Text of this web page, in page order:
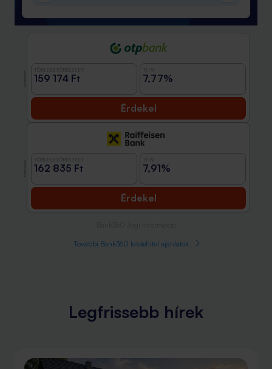
159 174 Ft 7,77%
Érdekel
162 835 Ft 7,91%
Érdekel
További Bank360 lakáshitel ajánlatok
Legfrissebb hírek